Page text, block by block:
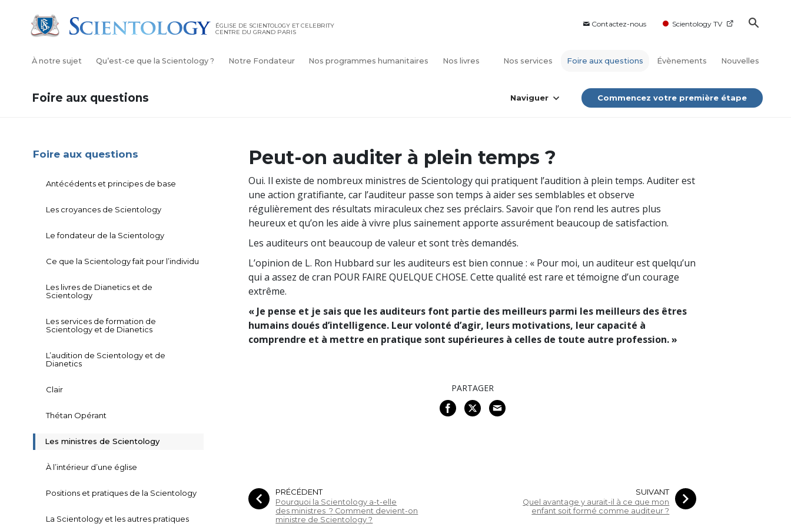
Contactez-nous Scientology TV
ÉGLISE DE SCIENTOLOGY ET CELEBRITY
CENTRE DU GRAND PARIS
À notre sujet Qu’est-ce que la Scientology ? Notre Fondateur Nos programmes humanitaires Nos livres Nos services Foire aux questions Évènements Nouvelles
Foire aux questions Naviguer Commencez votre première étape
Peut-on auditer à plein temps ?
Oui. Il existe de nombreux ministres de Scientology qui pratiquent l’audition à plein temps. Auditer est
une action gratifiante, car l’auditeur passe son temps à aider ses semblables et observe
régulièrement des résultats miraculeux chez ses préclairs. Savoir que l’on rend les autres plus
heureux et qu’on les aide à vivre plus sainement apporte assurément beaucoup de satisfaction.
Les auditeurs ont beaucoup de valeur et sont très demandés.
L’opinion de L. Ron Hubbard sur les auditeurs est bien connue : « Pour moi, un auditeur est quelqu’un
qui a assez de cran POUR FAIRE QUELQUE CHOSE. Cette qualité est rare et témoigne d’un courage
extrême.
« Je pense et je sais que les auditeurs font partie des meilleurs parmi les meilleurs des êtres
humains doués d’intelligence. Leur volonté d’agir, leurs motivations, leur capacité à
comprendre et à mettre en pratique sont supérieures à celles de toute autre profession. »
PARTAGER
PRÉCÉDENT
Pourquoi la Scientology a-t-elle
des ministres ? Comment devient-on
ministre de Scientology ?
SUIVANT
Quel avantage y aurait-il à ce que mon
enfant soit formé comme auditeur ?
Foire aux questions
Antécédents et principes de base
Les croyances de Scientology
Le fondateur de la Scientology
Ce que la Scientology fait pour l’individu
Les livres de Dianetics et de
Scientology
Les services de formation de
Scientology et de Dianetics
L’audition de Scientology et de
Dianetics
Clair
Thétan Opérant
Les ministres de Scientology
À l’intérieur d’une église
Positions et pratiques de la Scientology
La Scientology et les autres pratiques